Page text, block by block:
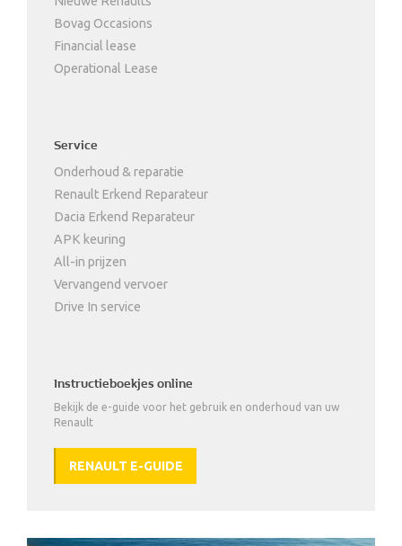
Bovag Occasions
Financial lease
Operational Lease
Service
Onderhoud & reparatie
Renault Erkend Reparateur
Dacia Erkend Reparateur
APK keuring
All-in prijzen
Vervangend vervoer
Drive In service
Instructieboekjes online
Bekijk de e-guide voor het gebruik en onderhoud van uw
Renault
RENAULT E-GUIDE